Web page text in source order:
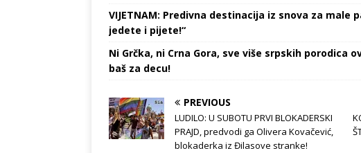
VIJETNAM: Predivna destinacija iz snova za male
jedete i pijete!“
Ni Grčka, ni Crna Gora, sve više srpskih porodica
baš za decu!
PREVIOUS
LUDILO: U SUBOTU PRVI BLOKADERSKI
PRAJD, predvodi ga Olivera Kovačević,
blokaderka iz Đilasove stranke!